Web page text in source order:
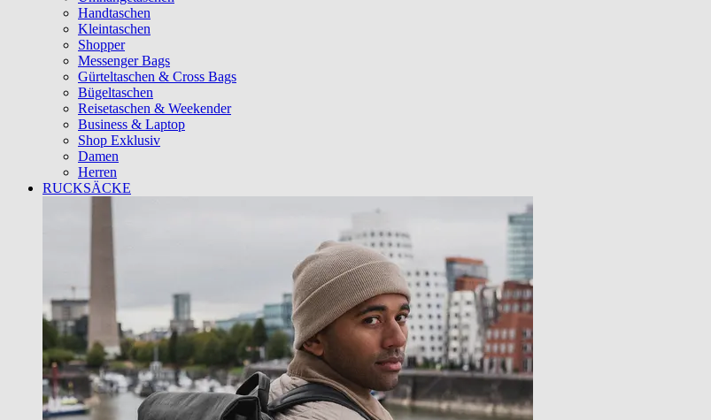
Handtaschen
Kleintaschen
Shopper
Messenger Bags
Gürteltaschen & Cross Bags
Bügeltaschen
Reisetaschen & Weekender
Business & Laptop
Shop Exklusiv
Damen
Herren
RUCKSÄCKE